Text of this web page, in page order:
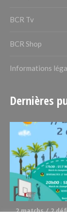
BCR Tv
BCR Shop
Informations
Dernières
2 matchs / 2